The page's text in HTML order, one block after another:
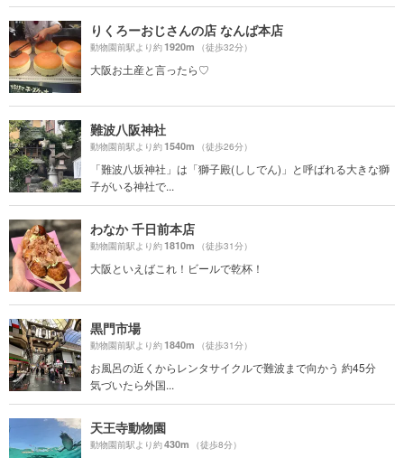
りくろーおじさんの店 なんば本店
動物園前駅より約1920m （徒歩32分）
大阪お土産と言ったら♡
難波八阪神社
動物園前駅より約1540m （徒歩26分）
「難波八坂神社」は「獅子殿(ししでん)」と呼ばれる大きな獅
子がいる神社で...
わなか 千日前本店
動物園前駅より約1810m （徒歩31分）
大阪といえばこれ！ビールで乾杯！
黒門市場
動物園前駅より約1840m （徒歩31分）
お風呂の近くからレンタサイクルで難波まで向かう 約45分
気づいたら外国...
天王寺動物園
動物園前駅より約430m （徒歩8分）